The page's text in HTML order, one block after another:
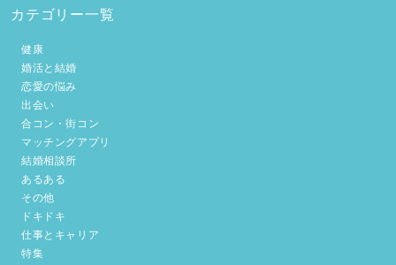
カテゴリー一覧
健康
婚活と結婚
恋愛の悩み
出会い
合コン・街コン
マッチングアプリ
結婚相談所
あるある
その他
ドキドキ
仕事とキャリア
特集